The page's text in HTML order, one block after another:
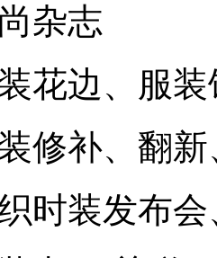
杂志
花边、服
修补、翻
时装发布